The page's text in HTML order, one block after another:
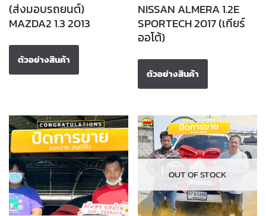
(ส่งมอบรถยนต์)
MAZDA2 1.3 2013
ตัวอย่างสินค้า
NISSAN ALMERA 1.2E
SPORTECH 2017 (เกียร์
ออโต้)
ตัวอย่างสินค้า
OUT OF STOCK